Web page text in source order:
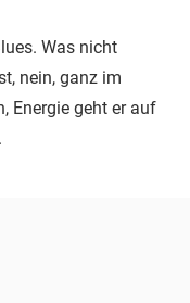
Was nicht
nein, ganz im
Energie geht er auf